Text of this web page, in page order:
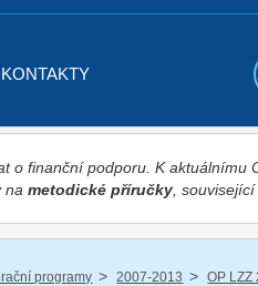
KONTAKTY
o finanční podporu. K aktuálnímu
na metodické příručky, související
programy / 2007-2013 / OP LZZ